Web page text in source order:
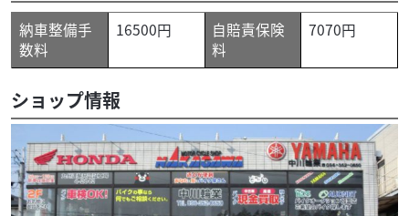
納車整備手
数料
16500円
自賠責保険
料
7070円
ショップ情報